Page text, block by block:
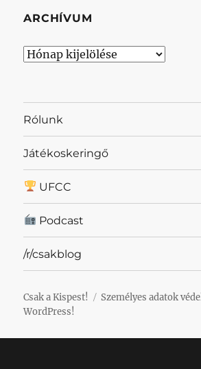
ARCHÍVUM
Archívum
Rólunk
Játékoskeringő
UFCC
Podcast
/r/csakblog
Csak a Kispest! Személyes adatok
WordPress!